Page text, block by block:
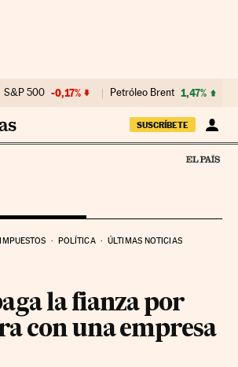
S&P 500 -0,17% Petróleo Brent 1,47%
SUSCRÍBETE
IMPUESTOS POLÍTICA ÚLTIMAS NOTICIAS
la fianza por
con una empresa